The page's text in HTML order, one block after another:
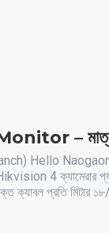
–
Hello Naogaon
Hikvision 4
ক্যাবল প্রতি মিটার